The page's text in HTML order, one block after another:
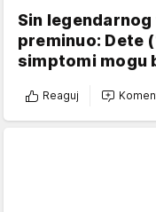
Sin
preminuo: Dete
simptomi mogu
Reaguj